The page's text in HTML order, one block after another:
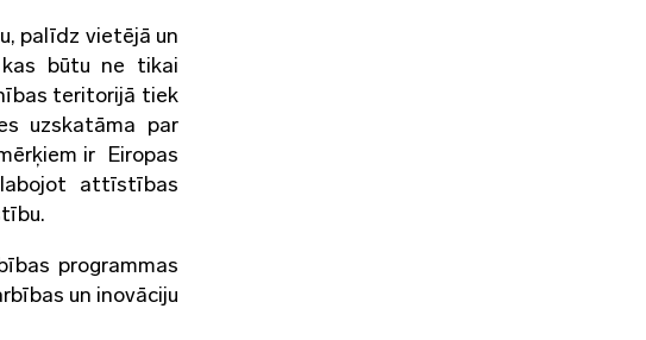
palīdz vietējā un
būtu ne tikai
teritorijā tiek
uzskatāma par
ir Eiropas
attīstības
programmas
un inovāciju